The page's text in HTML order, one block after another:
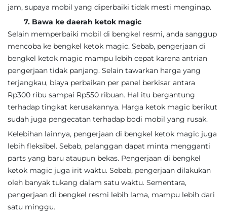
jam, supaya mobil yang diperbaiki tidak mesti menginap.
7. Bawa ke daerah ketok magic
Selain memperbaiki mobil di bengkel resmi, anda sanggup
mencoba ke bengkel ketok magic. Sebab, pengerjaan di
bengkel ketok magic mampu lebih cepat karena antrian
pengerjaan tidak panjang. Selain tawarkan harga yang
terjangkau, biaya perbaikan per panel berkisar antara
Rp300 ribu sampai Rp550 ribuan. Hal itu bergantung
terhadap tingkat kerusakannya. Harga ketok magic berikut
sudah juga pengecatan terhadap bodi mobil yang rusak.
Kelebihan lainnya, pengerjaan di bengkel ketok magic juga
lebih fleksibel. Sebab, pelanggan dapat minta mengganti
parts yang baru ataupun bekas. Pengerjaan di bengkel
ketok magic juga irit waktu. Sebab, pengerjaan dilakukan
oleh banyak tukang dalam satu waktu. Sementara,
pengerjaan di bengkel resmi lebih lama, mampu lebih dari
satu minggu.